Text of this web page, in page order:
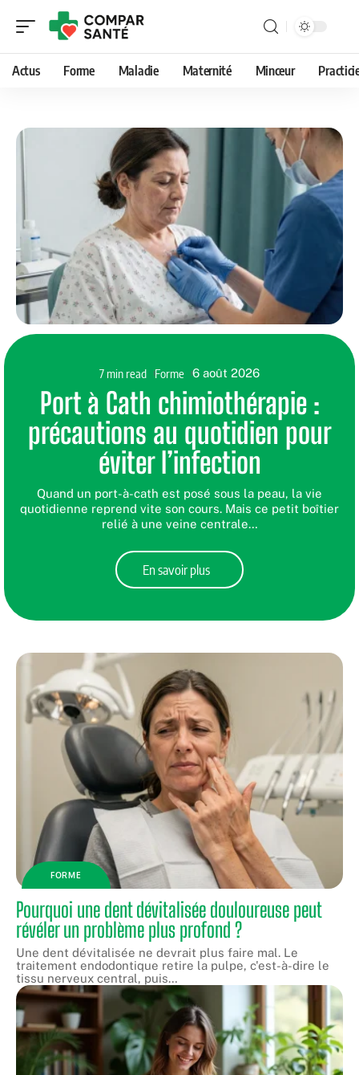
Actus Forme Maladie Maternité Minceur
7 min read Forme 6 août 2026
Port à Cath chimiothérapie :
précautions au quotidien pour
éviter l’infection
Quand un port-à-cath est posé sous la peau, la vie
quotidienne reprend vite son cours. Mais ce petit boîtier
relié à une veine centrale…
En savoir plus
FORME
Pourquoi une dent dévitalisée douloureuse peut
révéler un problème plus profond ?
Une dent dévitalisée ne devrait plus faire mal. Le
traitement endodontique retire la pulpe, c'est-à-dire le
tissu nerveux central, puis…